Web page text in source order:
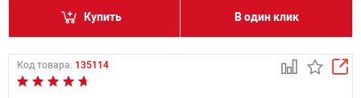
Купить В один клик
Код товара: 135114